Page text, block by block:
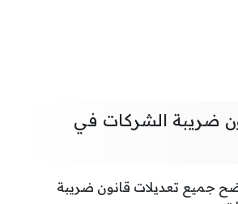
ضريبة الشركات في
جميع تعديلات قانون ضريبة